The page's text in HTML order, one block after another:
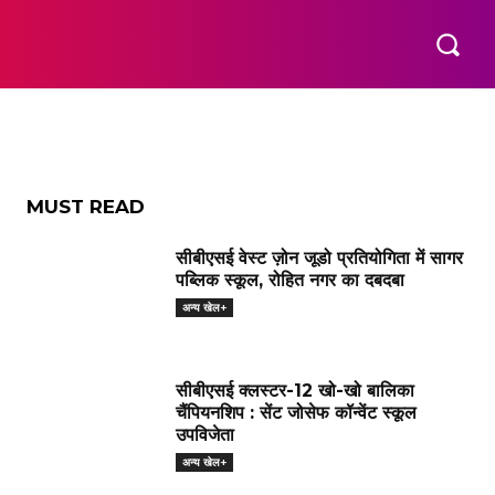
MUST READ
सीबीएसई वेस्ट ज़ोन जूडो प्रतियोगिता में सागर
पब्लिक स्कूल, रोहित नगर का दबदबा
अन्य खेल+
सीबीएसई क्लस्टर-12 खो-खो बालिका
चैंपियनशिप : सेंट जोसेफ कॉन्वेंट स्कूल
उपविजेता
अन्य खेल+